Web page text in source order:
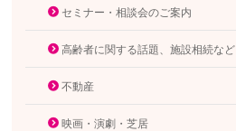
セミナー・相談会のご案内
高齢者に関する話題、施設相続など
不動産
映画・演劇・芝居